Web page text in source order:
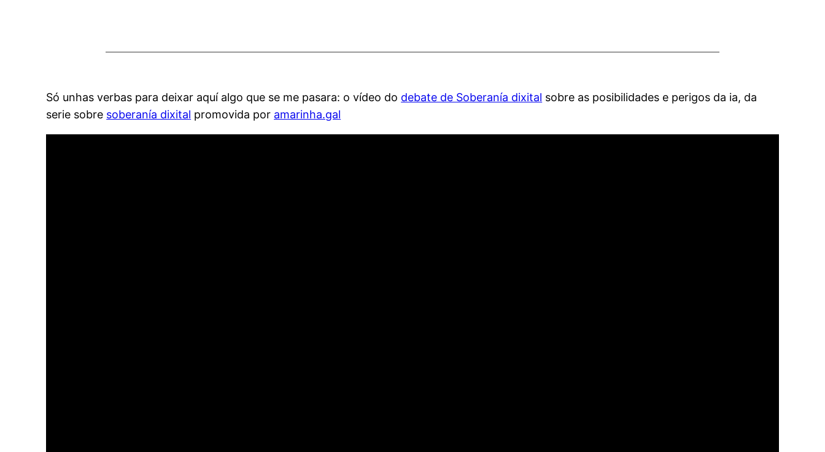
Só unhas verbas para deixar aquí algo que se me pasara: o vídeo do debate de Soberanía dixital sobre as posibilidades e perigos da ia, da
serie sobre soberanía dixital promovida por amarinha.gal